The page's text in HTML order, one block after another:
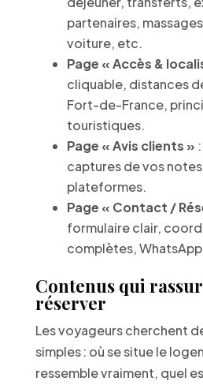
partenaires,
voiture, etc.
Page « Accès &
cliquable, distances
Fort-de-France,
touristiques.
Page « Avis clients »
captures de vos
plateformes.
Page « Contact /
formulaire clair,
complètes,
Contenus qui
réserver
Les voyageurs cherchent
simples : où se situe le
ressemble vraiment, quel